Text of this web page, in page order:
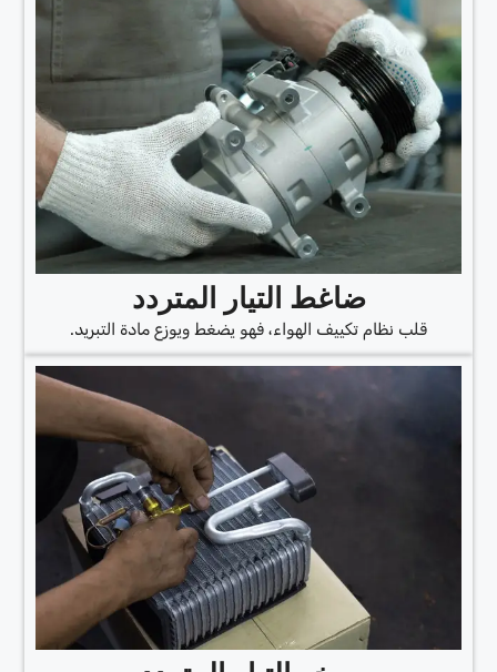
ضاغط التيار المتردد
قلب نظام تكييف الهواء، فهو يضغط ويوزع مادة التبريد.